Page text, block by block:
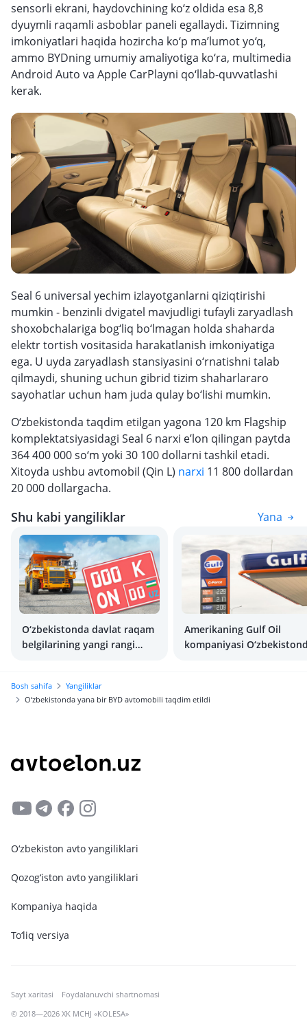
sensorli ekrani, haydovchining ko‘z oldida esa 8,8
dyuymli raqamli asboblar paneli egallaydi. Tizimning
imkoniyatlari haqida hozircha ko‘p ma’lumot yo‘q,
ammo BYDning umumiy amaliyotiga ko‘ra, multimedia
Android Auto va Apple CarPlayni qo‘llab-quvvatlashi
kerak.
Seal 6 universal yechim izlayotganlarni qiziqtirishi
mumkin - benzinli dvigatel mavjudligi tufayli zaryadlash
shoxobchalariga bog‘liq bo‘lmagan holda shaharda
elektr tortish vositasida harakatlanish imkoniyatiga
ega. U uyda zaryadlash stansiyasini o‘rnatishni talab
qilmaydi, shuning uchun gibrid tizim shaharlararo
sayohatlar uchun ham juda qulay bo‘lishi mumkin.
O‘zbekistonda taqdim etilgan yagona 120 km Flagship
komplektatsiyasidagi Seal 6 narxi e’lon qilingan paytda
364 400 000 so‘m yoki 30 100 dollarni tashkil etadi.
Xitoyda ushbu avtomobil (Qin L) narxi 11 800 dollardan
20 000 dollargacha.
Shu kabi yangiliklar Yana
O‘zbekistonda davlat raqam
belgilarining yangi rangi
Amerikaning Gulf Oil
kompaniyasi
Bosh sahifa
Yangiliklar
O‘zbekistonda yana bir BYD avtomobili taqdim etildi
O‘zbekiston avto yangiliklari
Qozog‘iston avto yangiliklari
Kompaniya haqida
To‘liq versiya
Sayt xaritasi
Foydalanuvchi shartnomasi
© 2018—2026 XK MCHJ «KOLESA»